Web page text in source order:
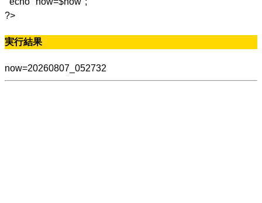
?>
実行結果
now=20260807_052732